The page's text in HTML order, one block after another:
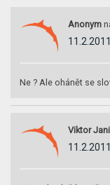
Anonym
Ne ? Ale ohánět se
Viktor